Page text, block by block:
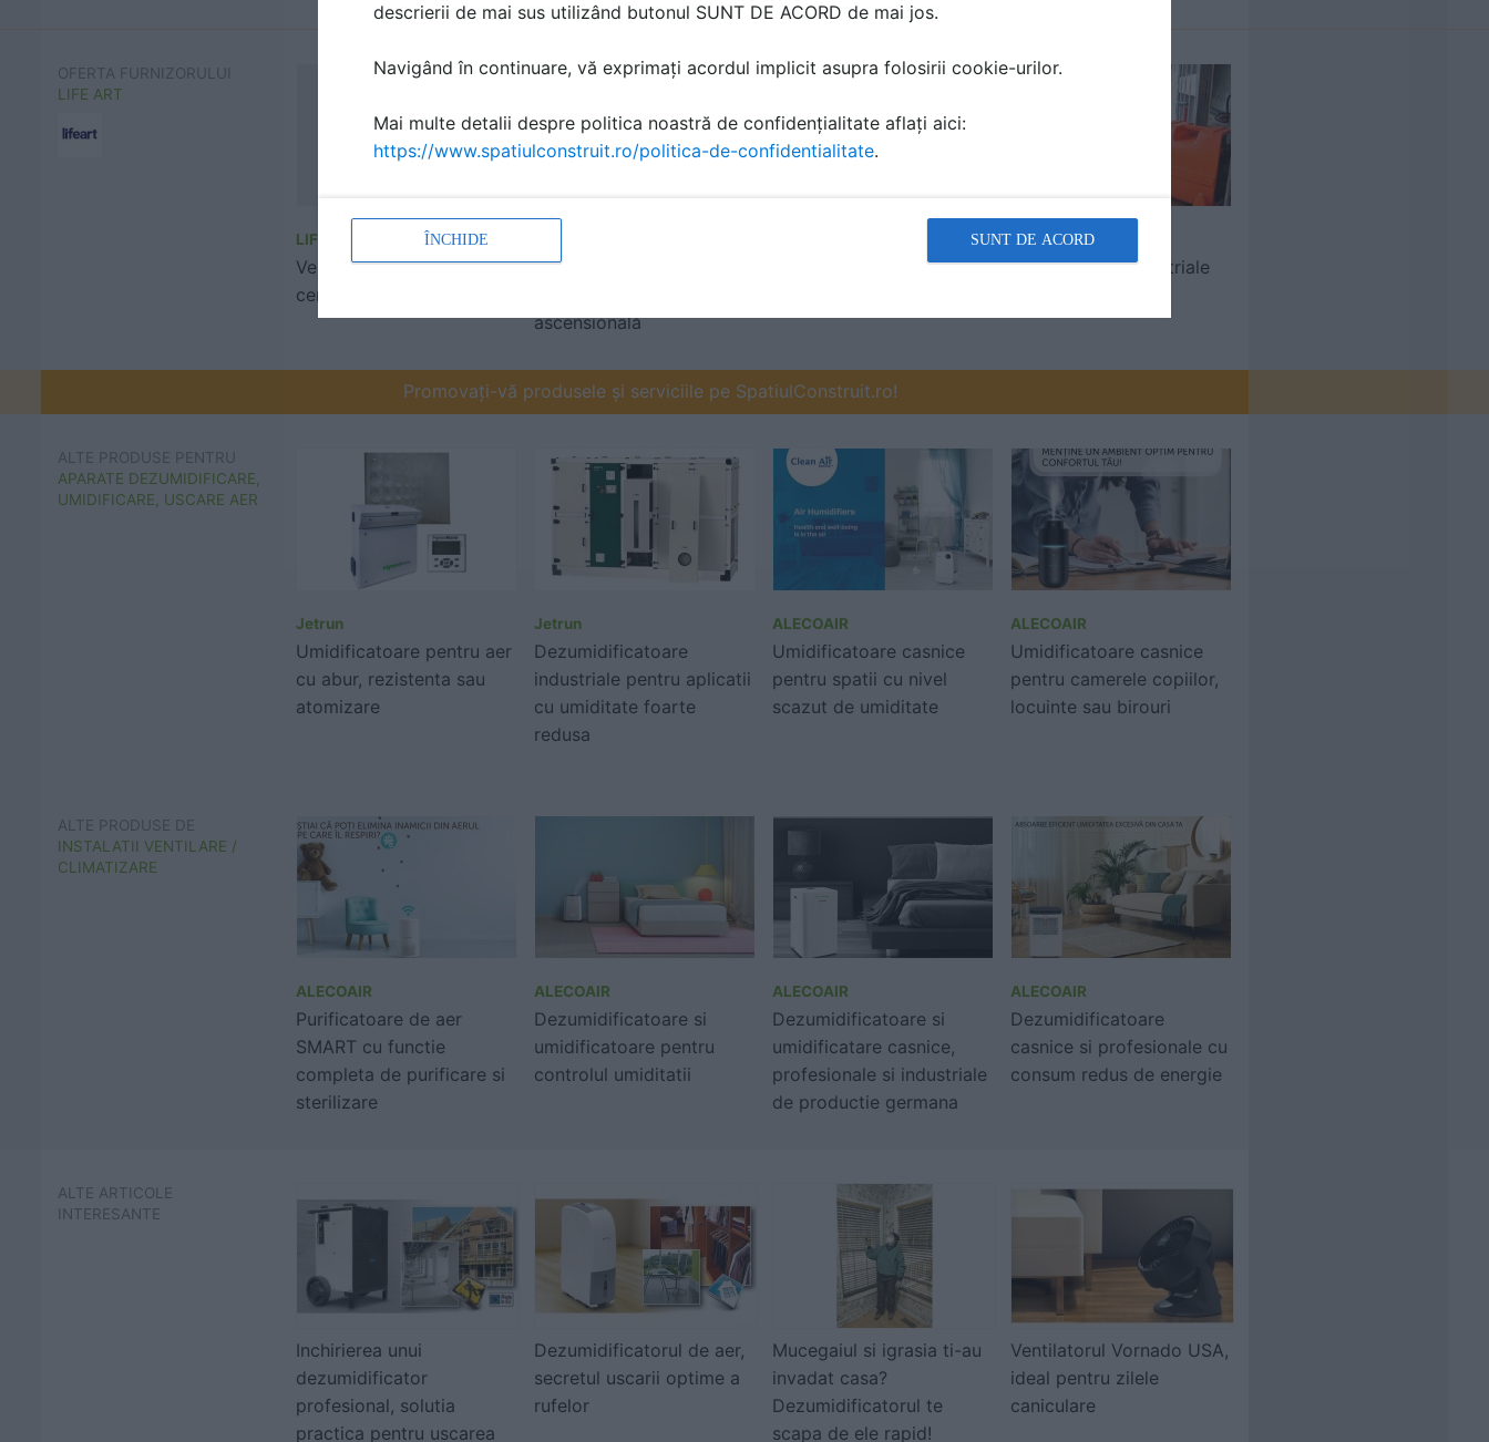
OFERTA FURNIZORULUI
LIFE ART
LIFE ART
Ventilatoare axiale,
centrifugale si antiex
Dispozitiv MursecEco –
ascensională
Aeroterme și tunuri de
LIFE ART
Purificatoare industriale
Promovați-vă produsele și serviciile pe SpatiulConstruit.ro!
ALTE PRODUSE PENTRU
APARATE DEZUMIDIFICARE,
UMIDIFICARE, USCARE AER
Jetrun
Umidificatoare pentru aer
cu abur, rezistenta sau
atomizare
Jetrun
Dezumidificatoare
industriale pentru aplicatii
cu umiditate foarte
redusa
ALECOAIR
Umidificatoare casnice
pentru spatii cu nivel
scazut de umiditate
ALECOAIR
Umidificatoare casnice
pentru camerele copiilor,
locuinte sau birouri
ALTE PRODUSE DE
INSTALATII VENTILARE /
CLIMATIZARE
ALECOAIR
Purificatoare de aer
SMART cu functie
completa de purificare si
sterilizare
ALECOAIR
Dezumidificatoare si
umidificatoare pentru
controlul umiditatii
ALECOAIR
Dezumidificatoare si
umidificatare casnice,
profesionale si industriale
de productie germana
ALECOAIR
Dezumidificatoare
casnice si profesionale cu
consum redus de energie
ALTE ARTICOLE
INTERESANTE
Inchirierea unui
dezumidificator
profesional, solutia
practica pentru uscarea
Dezumidificatorul de aer,
secretul uscarii optime a
rufelor
Mucegaiul si igrasia ti-au
invadat casa?
Dezumidificatorul te
scapa de ele rapid!
Ventilatorul Vornado USA,
ideal pentru zilele
caniculare
descrierii de mai sus utilizând butonul SUNT DE ACORD de mai jos.
Navigând în continuare, vă exprimați acordul implicit asupra folosirii cookie-urilor.
Mai multe detalii despre politica noastră de confidențialitate aflați aici:
https://www.spatiulconstruit.ro/politica-de-confidentialitate.
ÎNCHIDE SUNT DE ACORD